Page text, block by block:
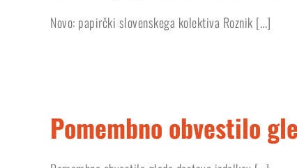
Novo: papirčki slovenskega kolektiva Roznik [...]
Pomembno obvestilo